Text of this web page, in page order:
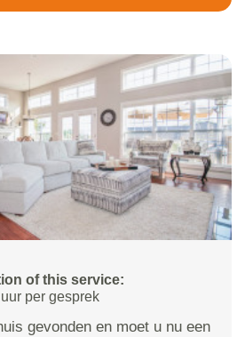
of this service:
per gesprek
gevonden en moet u nu een